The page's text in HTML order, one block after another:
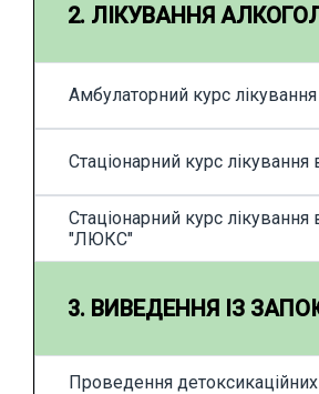
2. ЛІКУВАННЯ
Амбулаторний курс
Стаціонарний курс
Стаціонарний курс
"ЛЮКС"
3. ВИВЕДЕННЯ ІЗ
Проведення